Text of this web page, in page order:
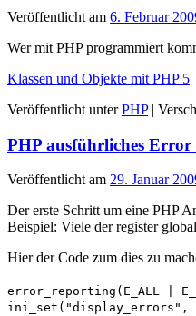
Veröffentlicht am 6. Februar
Wer mit PHP programmiert
Klassen und Objekte mit PHP 5
Veröffentlicht unter PHP |
PHP ausführliches
Veröffentlicht am 29. Januar
Der erste Schritt um eine PHP
Beispiel: Viele der register
Hier der Code zum dies zu
error_reporting(E_ALL |
ini_set("display_errors",